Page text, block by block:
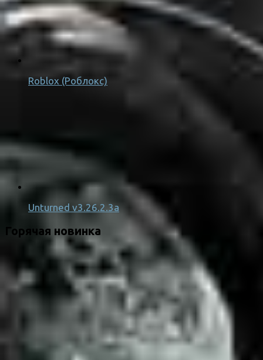
Roblox (Роблокс)
Unturned v3.26.2.3a
Горячая новинка